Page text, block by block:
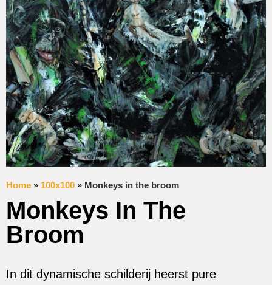
Home » 100x100 » Monkeys in the broom
Monkeys In The
Broom
In dit dynamische schilderij heerst pure